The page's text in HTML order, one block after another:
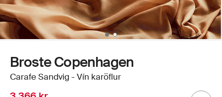
Broste Copenhagen
Carafe Sandvig - Vín karöflur